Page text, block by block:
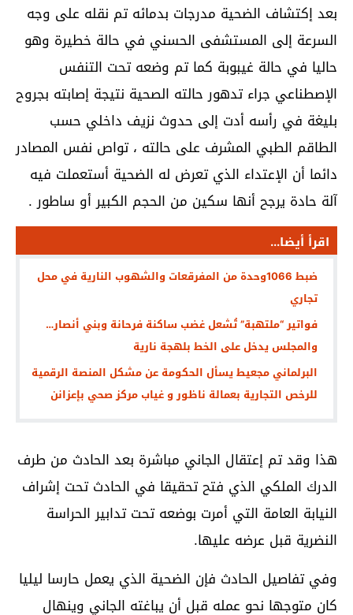
بعد إكتشاف الضحية مدرجات بدمائه تم نقله على وجه
السرعة إلى المستشفى الحسني في حالة خطيرة وهو
حاليا في حالة غيبوبة كما تم وضعه تحت التنفس
الإصطناعي جراء تدهور حالته الصحية نتيجة إصابته بجروح
بليغة في رأسه أدت إلى حدوث نزيف داخلي حسب
الطاقم الطبي المشرف على حالته ، تواص نفس المصادر
دائما أن الإعتداء الذي تعرض له الضحية أستعملت فيه
آلة حادة يرجح أنها سكين من الحجم الكبير أو ساطور .
اقرأ أيضا...
ضبط 1066وحدة من المفرقعات والشهوب النارية في محل
تجاري
فواتير “ملتهبة” تُشعل غضب ساكنة فرحانة وبني أنصار…
والمجلس يدخل على الخط بلهجة نارية
البرلماني مجعيط يسأل الحكومة عن مشكل المنصة الرقمية
للرخص التجارية بعمالة ناظور و غياب مركز صحي بإعزانن
هذا وقد تم إعتقال الجاني مباشرة بعد الحادث من طرف
الدرك الملكي الذي فتح تحقيقا في الحادث تحت إشراف
النيابة العامة التي أمرت بوضعه تحت تدابير الحراسة
النضرية قبل عرضه عليها.
وفي تفاصيل الحادث فإن الضحية الذي يعمل حارسا ليليا
كان متوجها نحو عمله قبل أن يباغته الجاني وينهال